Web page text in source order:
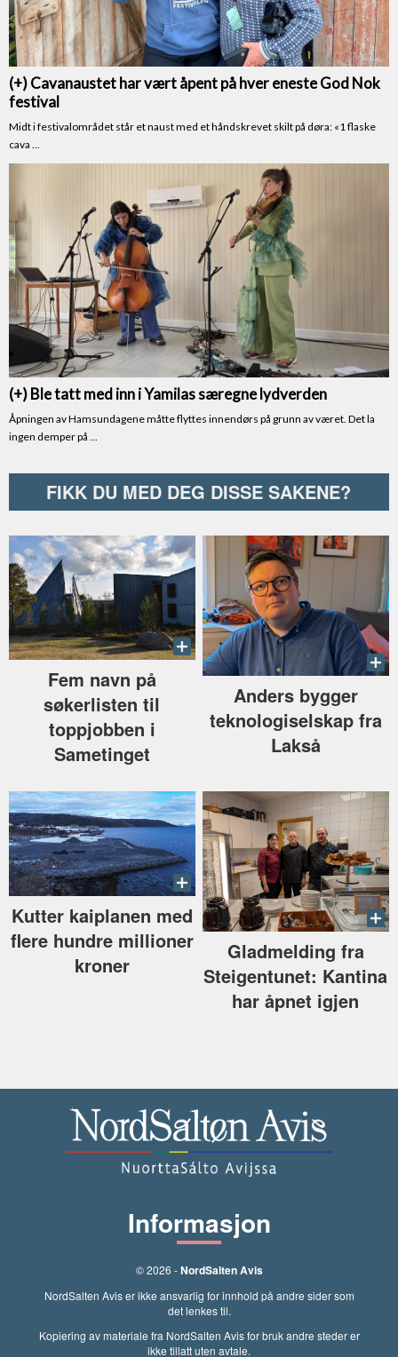
FIKK DU MED DEG DISSE SAKENE?
Fem navn på
søkerlisten til
toppjobben i
Sametinget
Anders bygger
teknologiselskap fra
Lakså
Kutter kaiplanen med
flere hundre millioner
kroner
Gladmelding fra
Steigentunet: Kantina
har åpnet igjen
Informasjon
© 2026 -NordSalten Avis
NordSalten Avis er ikke ansvarlig for innhold på andre sider som
det lenkes til.
Kopiering av materiale fra NordSalten Avis for bruk andre steder er
ikke tillatt uten avtale.